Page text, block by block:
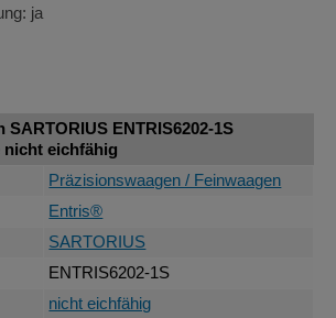
ja
SARTORIUS ENTRIS6202-1S
nicht eichfähig
Präzisionswaagen / Feinwaagen
Entris®
SARTORIUS
ENTRIS6202-1S
nicht eichfähig